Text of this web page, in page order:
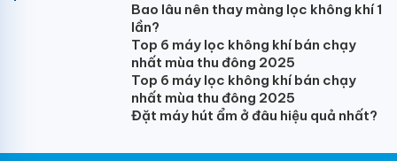
- Dàn tản nhiệt Titan Gold
Bao lâu nên thay màng lọc không khí 1
lần?
Top 6 máy lọc không khí bán chạy
nhất mùa thu đông 2025
Top 6 máy lọc không khí bán chạy
nhất mùa thu đông 2025
Đặt máy hút ẩm ở đâu hiệu quả nhất?